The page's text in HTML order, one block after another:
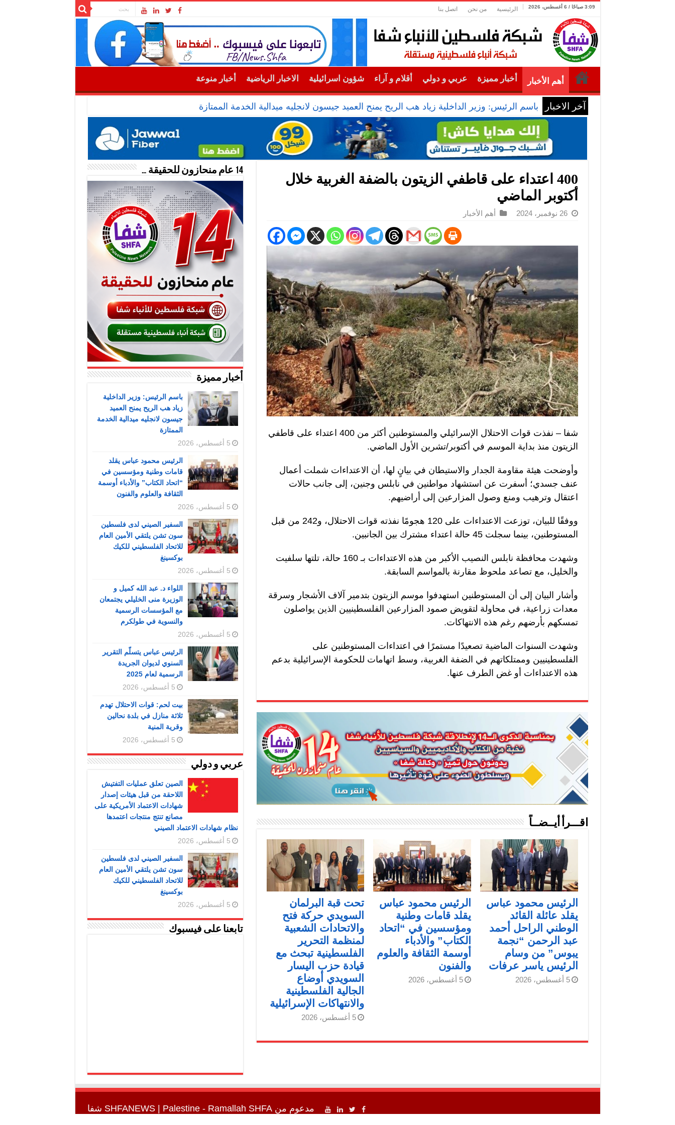
3:09 صباحًا / 6 أغسطس، 2026 الرئيسية من نحن اتصل بنا
أهم الأخبار أخبار مميزة عربي و دولي أقلام و آراء شؤون اسرائيلية الاخبار الرياضية أخبار منوعة
آخر الاخبار باسم الرئيس: وزير الداخلية زياد هب الريح يمنح العميد جيسون لانجليه ميدالية الخدمة الممتازة
400 اعتداء على قاطفي الزيتون بالضفة الغربية خلال
أكتوبر الماضي
26 نوفمبر، 2024 أهم الأخبار
شفا – نفذت قوات الاحتلال الإسرائيلي والمستوطنين أكثر من 400 اعتداء على قاطفي
الزيتون منذ بداية الموسم في أكتوبر/تشرين الأول الماضي.
وأوضحت هيئة مقاومة الجدار والاستيطان في بيانٍ لها، أن الاعتداءات شملت أعمال
عنف جسدي؛ أسفرت عن استشهاد مواطنين في نابلس وجنين، إلى جانب حالات
اعتقال وترهيب ومنع وصول المزارعين إلى أراضيهم.
ووفقًا للبيان، توزعت الاعتداءات على 120 هجومًا نفذته قوات الاحتلال، و242 من قبل
المستوطنين، بينما سجلت 45 حالة اعتداء مشترك بين الجانبين.
وشهدت محافظة نابلس النصيب الأكبر من هذه الاعتداءات بـ 160 حالة، تلتها سلفيت
والخليل، مع تصاعد ملحوظ مقارنة بالمواسم السابقة.
وأشار البيان إلى أن المستوطنين استهدفوا موسم الزيتون بتدمير آلاف الأشجار وسرقة
معدات زراعية، في محاولة لتقويض صمود المزارعين الفلسطينيين الذين يواصلون
تمسكهم بأرضهم رغم هذه الانتهاكات.
وشهدت السنوات الماضية تصعيدًا مستمرًا في اعتداءات المستوطنين على
الفلسطينيين وممتلكاتهم في الضفة الغربية، وسط اتهامات للحكومة الإسرائيلية بدعم
هذه الاعتداءات أو غض الطرف عنها.
اقـــرأ أيــضــاً
الرئيس محمود عباس
يقلد عائلة القائد
الوطني الراحل أحمد
عبد الرحمن “نجمة
يبوس” من وسام
الرئيس ياسر عرفات
5 أغسطس، 2026
الرئيس محمود عباس
يقلد قامات وطنية
ومؤسسين في “اتحاد
الكتاب” والأدباء
أوسمة الثقافة والعلوم
والفنون
5 أغسطس، 2026
تحت قبة البرلمان
السويدي حركة فتح
والاتحادات الشعبية
لمنظمة التحرير
الفلسطينية تبحث مع
قيادة حزب اليسار
السويدي أوضاع
الجالية الفلسطينية
والانتهاكات الإسرائيلية
5 أغسطس، 2026
14 عام منحازون للحقيقة …
أخبار مميزة
باسم الرئيس: وزير الداخلية
زياد هب الريح يمنح العميد
جيسون لانجليه ميدالية الخدمة
الممتازة
5 أغسطس، 2026
الرئيس محمود عباس يقلد
قامات وطنية ومؤسسين في
“اتحاد الكتاب” والأدباء أوسمة
الثقافة والعلوم والفنون
5 أغسطس، 2026
السفير الصيني لدى فلسطين
سون تشن يلتقي الأمين العام
للاتحاد الفلسطيني للكيك
بوكسينغ
5 أغسطس، 2026
اللواء د. عبد الله كميل و
الوزيرة منى الخليلي يجتمعان
مع المؤسسات الرسمية
والنسوية في طولكرم
5 أغسطس، 2026
الرئيس عباس يتسلّم التقرير
السنوي لديوان الجريدة
الرسمية لعام 2025
5 أغسطس، 2026
بيت لحم: قوات الاحتلال تهدم
ثلاثة منازل في بلدة نحالين
وقرية المنية
5 أغسطس، 2026
عربي و دولي
الصين تعلق عمليات التفتيش
اللاحقة من قبل هيئات إصدار
شهادات الاعتماد الأمريكية على
مصانع تنتج منتجات اعتمدها
نظام شهادات الاعتماد الصيني
5 أغسطس، 2026
السفير الصيني لدى فلسطين
سون تشن يلتقي الأمين العام
للاتحاد الفلسطيني للكيك
بوكسينغ
5 أغسطس، 2026
تابعنا على فيسبوك
مدعوم من SHFANEWS| Palestine - Ramallah SHFA شفا